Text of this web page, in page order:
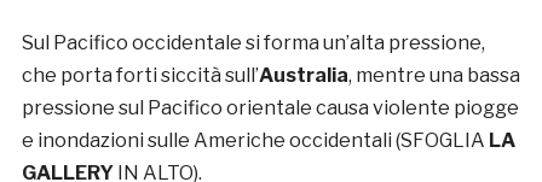
Sul Pacifico occidentale si forma un’alta pressione,
che porta forti siccità sull’Australia, mentre una bassa
pressione sul Pacifico orientale causa violente piogge
e inondazioni sulle Americhe occidentali (SFOGLIA LA
GALLERYIN ALTO).